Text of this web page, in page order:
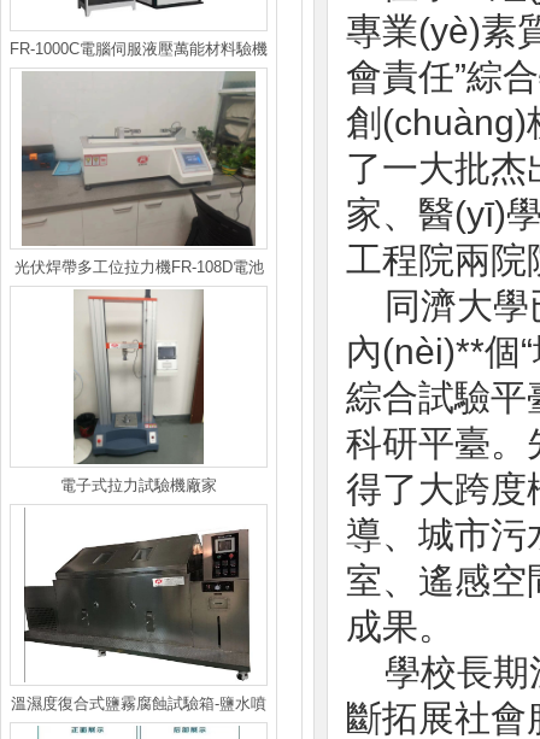
FR-1000C電腦伺服液壓萬能材料驗機
光伏焊帶多工位拉力機FR-108D電池
片拉力試驗機
電子式拉力試驗機廠家
溫濕度復合式鹽霧腐蝕試驗箱-鹽水噴
專業(yè)素
會責任”綜合
創(chuàng)
了一大批杰
家、醫(yī)
工程院兩院院
同濟大
內(nèi)**個“
綜合試驗平
科研平臺。
得了大跨度
導、城市污
室、遙
成果。
學校長期
斷拓展社會